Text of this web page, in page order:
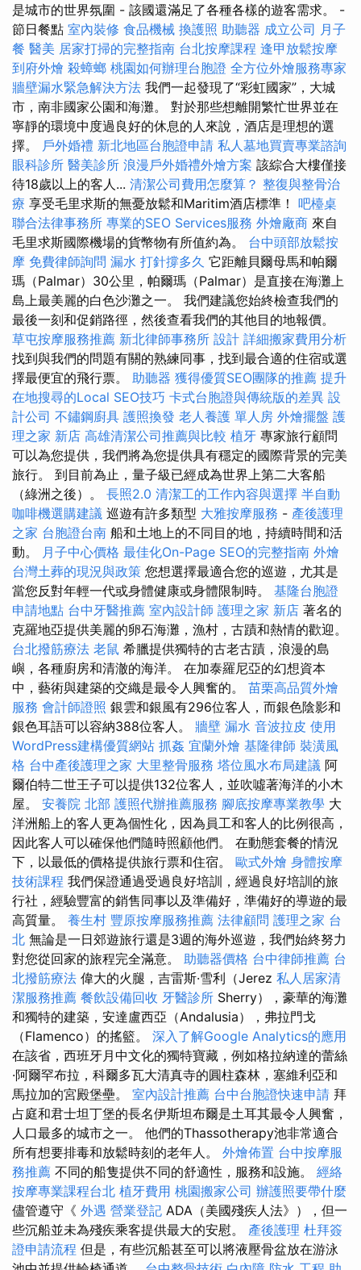
是城市的世界氛圍 - 該國還滿足了各種各樣的遊客需求。 -
節日餐點 室內裝修 食品機械 換護照 助聽器 成立公司 月子
餐 醫美 居家打掃的完整指南 台北按摩課程 逢甲放鬆按摩
到府外燴 殺蟑螂 桃園如何辦理台胞證 全方位外燴服務專家
牆壁漏水緊急解決方法 我們一起發現了“彩虹國家”，大城
市，南非國家公園和海灘。 對於那些想離開繁忙世界並在
寧靜的環境中度過良好的休息的人來說，酒店是理想的選
擇。 戶外婚禮 新北地區台胞證申請 私人墓地買賣專業諮詢
眼科診所 醫美診所 浪漫戶外婚禮外燴方案 該綜合大樓僅接
待18歲以上的客人... 清潔公司費用怎麼算？ 整復與整骨治
療 享受毛里求斯的無憂放鬆和Maritim酒店標準！ 吧檯桌
聯合法律事務所 專業的SEO Services服務 外燴廠商 來自
毛里求斯國際機場的貨幣物有所值約為。 台中頭部放鬆按
摩 免費律師詢問 漏水 打針撐多久 它距離貝爾母馬和帕爾
瑪（Palmar）30公里，帕爾瑪（Palmar）是直接在海灘上
島上最美麗的白色沙灘之一。 我們建議您始終檢查我們的
最後一刻和促銷路徑，然後查看我們的其他目的地報價。
草屯按摩服務推薦 新北律師事務所 設計 詳細搬家費用分析
找到與我們的問題有關的熟練同事，找到最合適的住宿或選
擇最便宜的飛行票。 助聽器 獲得優質SEO團隊的推薦 提升
在地搜尋的Local SEO技巧 卡式台胞證與傳統版的差異 設
計公司 不鏽鋼廚具 護照換發 老人養護 單人房 外燴擺盤 護
理之家 新店 高雄清潔公司推薦與比較 植牙 專家旅行顧問
可以為您提供，我們將為您提供具有穩定的國際背景的完美
旅行。 到目前為止，量子級已經成為世界上第二大客船
（綠洲之後）。 長照2.0 清潔工的工作內容與選擇 半自動
咖啡機選購建議 巡遊有許多類型 大雅按摩服務 - 產後護理
之家 台胞證台南 船和土地上的不同目的地，持續時間和活
動。
月子中心價格 最佳化On-Page SEO的完整指南 外燴
台灣土葬的現況與政策 您想選擇最適合您的巡遊，尤其是
當您反對年輕一代或身體健康或身體限制時。 基隆台胞證
申請地點 台中牙醫推薦 室內設計師 護理之家 新店 著名的
克羅地亞提供美麗的卵石海灘，漁村，古蹟和熱情的歡迎。
台北撥筋療法 老鼠 希臘提供獨特的古老古蹟，浪漫的島
嶼，各種廚房和清澈的海洋。 在加泰羅尼亞的幻想資本
中，藝術與建築的交織是最令人興奮的。 苗栗高品質外燴
服務 會計師證照 銀雲和銀風有296位客人，而銀色陰影和
銀色耳語可以容納388位客人。 牆壁 漏水 音波拉皮 使用
WordPress建構優質網站 抓姦 宜蘭外燴 基隆律師 裝潢風
格 台中產後護理之家 大里整骨服務 塔位風水布局建議 阿
爾伯特二世王子可以提供132位客人，並吹噓著海洋的小木
屋。 安養院 北部 護照代辦推薦服務 腳底按摩專業教學 大
洋洲船上的客人更為個性化，因為員工和客人的比例很高，
因此客人可以確保他們隨時照顧他們。 在動態套餐的情況
下，以最低的價格提供旅行票和住宿。 歐式外燴 身體按摩
技術課程 我們保證通過受過良好培訓，經過良好培訓的旅
行社，經驗豐富的銷售同事以及準備好，準備好的導遊的最
高質量。 養生村 豐原按摩服務推薦 法律顧問 護理之家 台
北 無論是一日郊遊旅行還是3週的海外巡遊，我們始終努力
對您從回家的旅程完全滿意。 助聽器價格 台中律師推薦 台
北撥筋療法 偉大的火腿，吉雷斯·雪利（Jerez 私人居家清
潔服務推薦 餐飲設備回收 牙醫診所 Sherry），豪華的海灘
和獨特的建築，安達盧西亞（Andalusia），弗拉門戈
（Flamenco）的搖籃。 深入了解Google Analytics的應用
在該省，西班牙月中文化的獨特寶藏，例如格拉納達的蕾絲
·阿爾罕布拉，科爾多瓦大清真寺的圓柱森林，塞維利亞和
馬拉加的宮殿堡壘。 室內設計推薦 台中台胞證快速申請 拜
占庭和君士坦丁堡的長名伊斯坦布爾是土耳其最令人興奮，
人口最多的城市之一。 他們的Thassotherapy池非常適合
所有想要排毒和放鬆時刻的老年人。 外燴佈置 台中按摩服
務推薦 不同的船隻提供不同的舒適性，服務和設施。 經絡
按摩專業課程台北 植牙費用 桃園搬家公司 辦護照要帶什麼
儘管遵守《 外遇 營業登記 ADA（美國殘疾人法》），但一
些沉船並未為殘疾乘客提供最大的安慰。 產後護理 杜拜簽
證申請流程 但是，有些沉船甚至可以將液壓骨盆放在游泳